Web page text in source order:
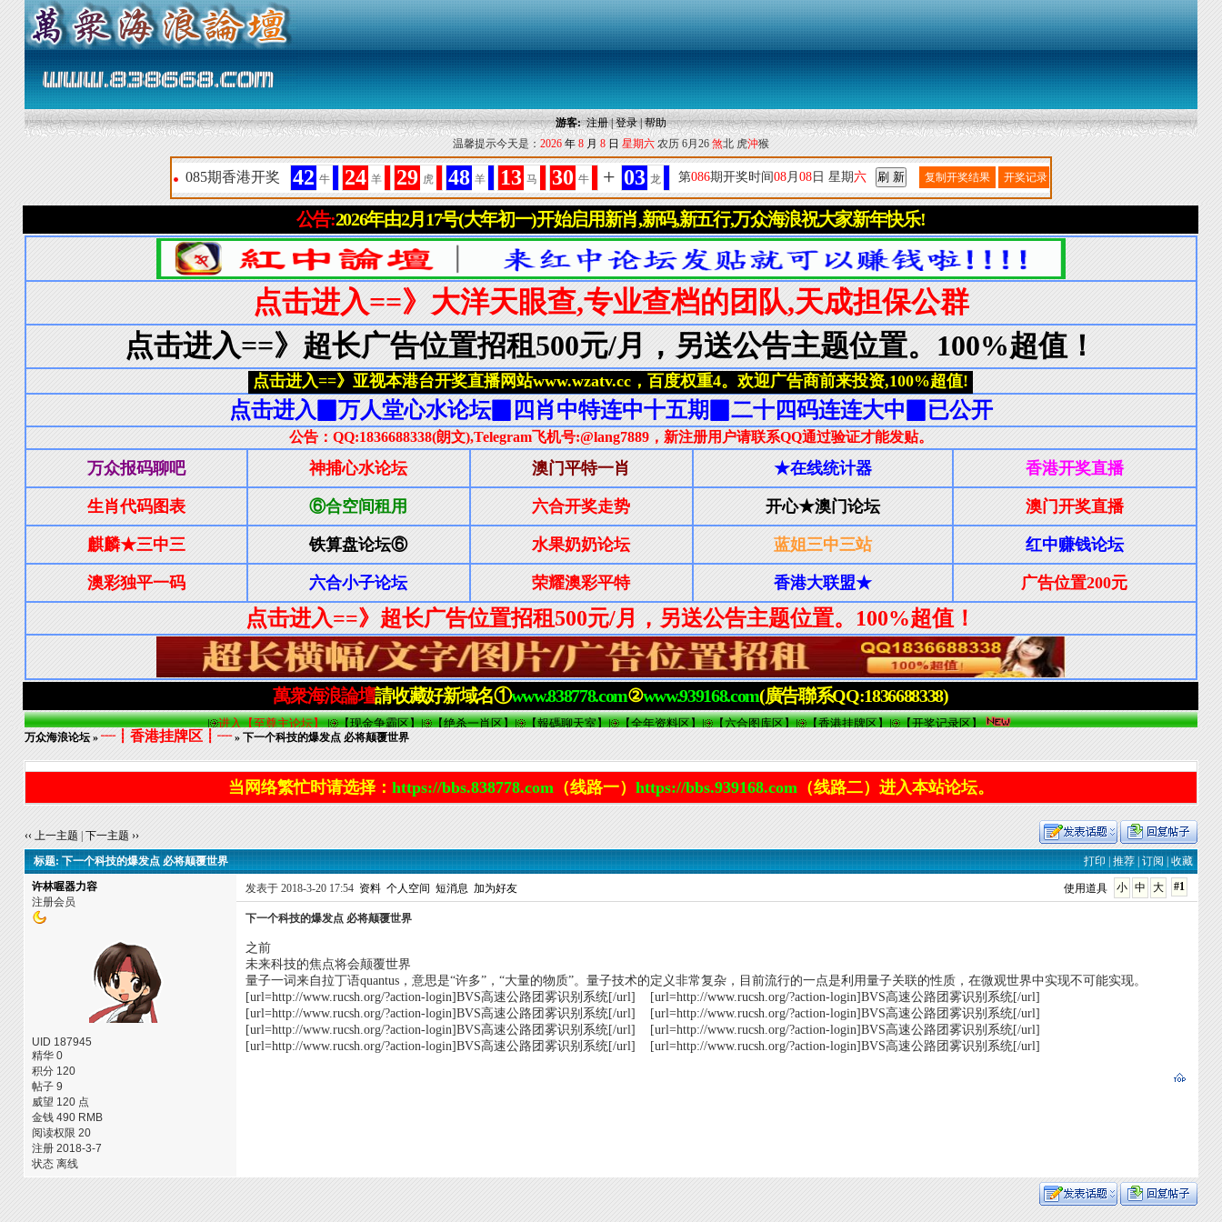
游客:注册|登录|帮助
温馨提示今天是： 2026年 8月 8日 星期六 农历 6月26 煞北 虎沖猴
万众海浪论坛» ┈┋香港挂牌区┋┈» 下一个科技的爆发点 必将颠覆世界
当网络繁忙时请选择： https://bbs.838778.com（线路一） https://bbs.939168.com（线路二）进入本站论坛。
‹‹ 上一主题
下一主题 ››
打印
推荐| 订阅 收藏
标题: 下一个科技的爆发点 必将颠覆世界
许林喔器力容
注册会员
UID 187945
精华 0
积分 120
帖子 9
威望 120 点
金钱 490 RMB
阅读权限 20
注册 2018-3-7
状态 离线
#1
大
中
小
使用道具
发表于 2018-3-20 17:54 资料 个人空间 短消息 加为好友
下一个科技的爆发点 必将颠覆世界
之前
未来科技的焦点将会颠覆世界
量子一词来自拉丁语quantus，意思是“许多”，“大量的物质”。量子技术的定义非常复杂，目前流行的一点是利用量子关联的性质，在微观世界中实现不可能实现。
[url=http://www.rucsh.org/?action-login]BVS高速公路团雾识别系统[/url] [url=http://www.rucsh.org/?action-login]BVS高速公路团雾识别系统[/url]
[url=http://www.rucsh.org/?action-login]BVS高速公路团雾识别系统[/url] [url=http://www.rucsh.org/?action-login]BVS高速公路团雾识别系统[/url]
[url=http://www.rucsh.org/?action-login]BVS高速公路团雾识别系统[/url] [url=http://www.rucsh.org/?action-login]BVS高速公路团雾识别系统[/url]
[url=http://www.rucsh.org/?action-login]BVS高速公路团雾识别系统[/url] [url=http://www.rucsh.org/?action-login]BVS高速公路团雾识别系统[/url]